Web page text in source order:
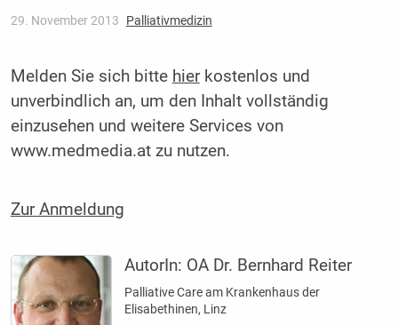
29. November 2013 Palliativmedizin
Melden Sie sich bitte hierkostenlos und
unverbindlich an, um den Inhalt vollständig
einzusehen und weitere Services von
www.medmedia.at zu nutzen.
Zur Anmeldung
AutorIn: OA Dr. Bernhard Reiter
Palliative Care am Krankenhaus der
Elisabethinen, Linz